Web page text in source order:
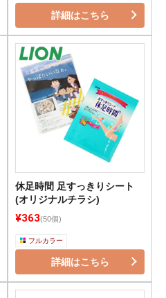
詳細はこちら
休足時間 足すっきりシート
(オリジナルチラシ)
¥363(50個)
フルカラー
詳細はこちら